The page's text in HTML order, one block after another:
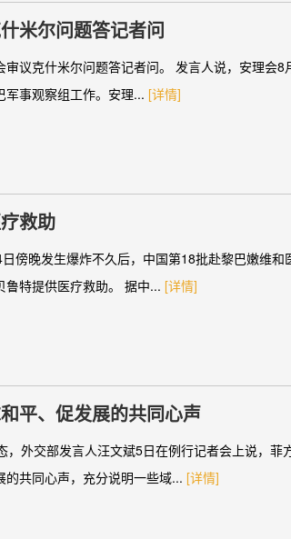
米尔问题答记者问
议克什米尔问题答记者问。 发言人说，安理会8
事观察组工作。安理... [详情]
救助
傍晚发生爆炸不久后，中国第18批赴黎巴嫩维和
特提供医疗救助。 据中... [详情]
平、促发展的共同心声
外交部发言人汪文斌5日在例行记者会上说，菲
共同心声，充分说明一些域... [详情]